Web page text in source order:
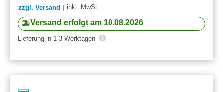
zzgl. Versand | inkl. MwSt.
Versand erfolgt am 10.08.2026
Lieferung in 1-3 Werktagen